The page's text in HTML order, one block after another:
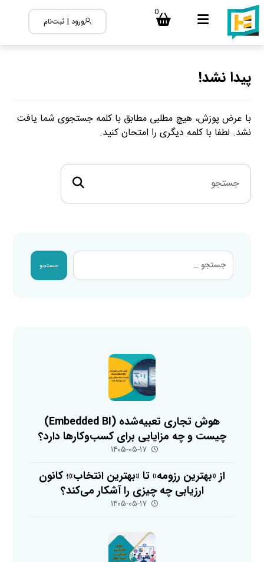
0
ورود | ثبت‌نام
پیدا نشد!
با عرض پوزش، هیچ مطلبی مطابق با کلمه جستجوی شما یافت
نشد. لطفا با کلمه دیگری را امتحان کنید.
جستجو
هوش تجاری تعبیه‌شده (Embedded BI)
چیست و چه مزایایی برای کسب‌وکارها دارد؟
۱۴۰۵-۰۵-۱۷
از «بهترین رزومه» تا «بهترین انتخاب»؛ کانون
ارزیابی چه چیزی را آشکار می‌کند؟
۱۴۰۵-۰۵-۱۷